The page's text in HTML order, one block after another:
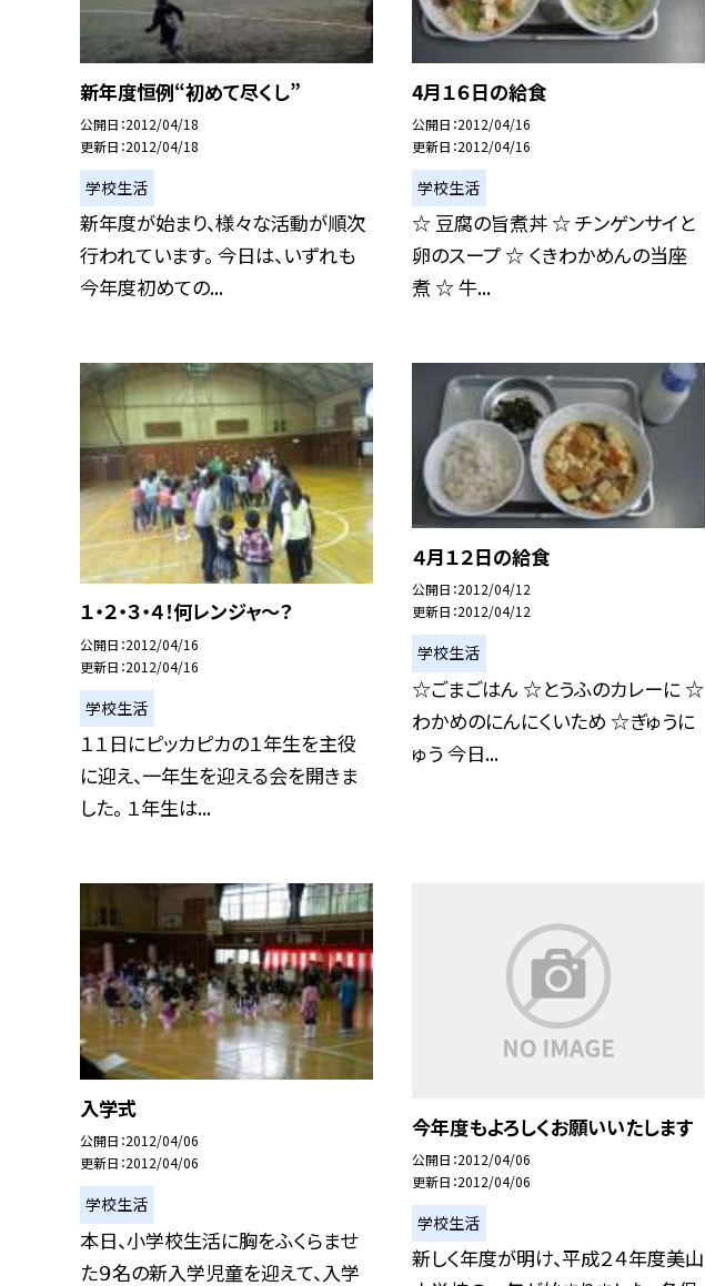
新年度恒例“初めて尽くし”
公開日 2012/04/18
更新日 2012/04/18
学校生活
新年度が始まり、様々な活動が順次
行われています。 今日は、いずれも
今年度初めての...
4月１６日の給食
公開日 2012/04/16
更新日 2012/04/16
学校生活
☆ 豆腐の旨煮丼 ☆ チンゲンサイと
卵のスープ ☆ くきわかめんの当座
煮 ☆ 牛...
１・２・３・４！何レンジャ〜？
公開日 2012/04/16
更新日 2012/04/16
学校生活
１１日にピッカピカの１年生を主役
に迎え、一年生を迎える会を開きま
した。 １年生は...
４月１２日の給食
公開日 2012/04/12
更新日 2012/04/12
学校生活
☆ごまごはん ☆とうふのカレーに ☆
わかめのにんにくいため ☆ぎゅうに
ゅう 今日...
入学式
公開日 2012/04/06
更新日 2012/04/06
学校生活
本日、小学校生活に胸をふくらませ
た９名の新入学児童を迎えて、入学
今年度もよろしくお願いいたします
公開日 2012/04/06
更新日 2012/04/06
学校生活
新しく年度が明け、平成２４年度美山